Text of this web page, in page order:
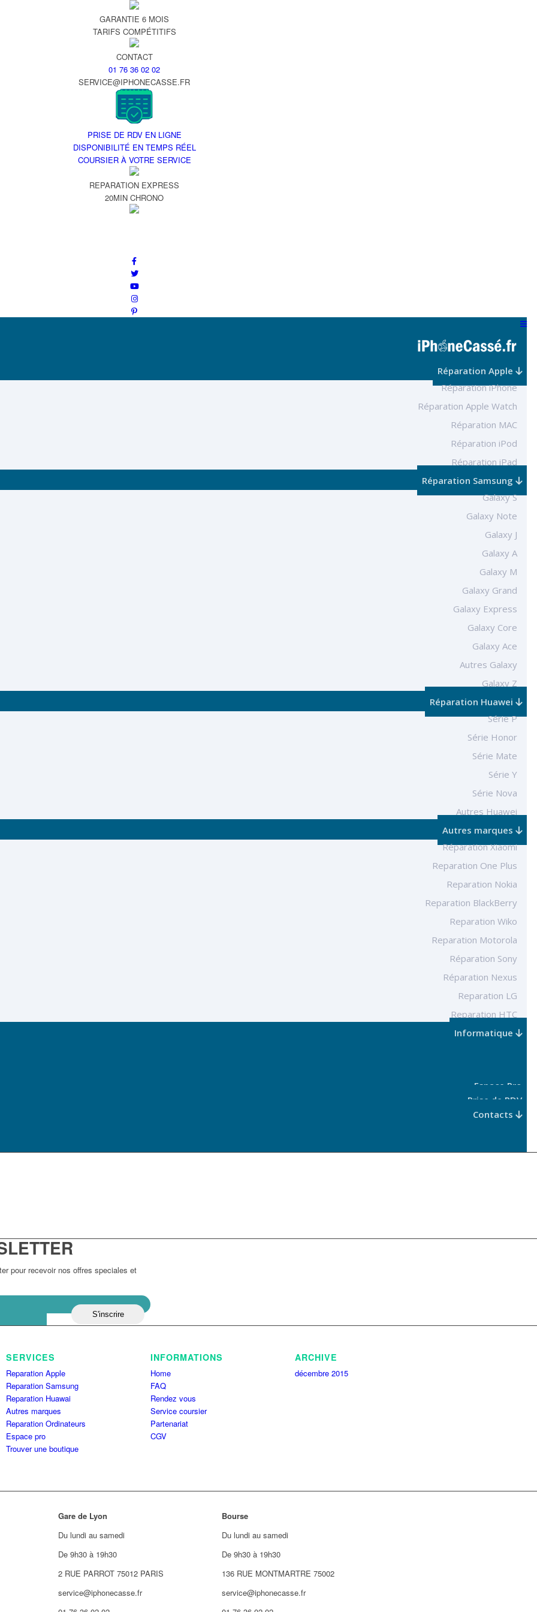
GARANTIE 6 MOIS
TARIFS COMPÉTITIFS
CONTACT
01 76 36 02 02
SERVICE@IPHONECASSE.FR
PRISE DE RDV EN LIGNE
DISPONIBILITÉ EN TEMPS RÉEL
COURSIER À VOTRE SERVICE
REPARATION EXPRESS
20MIN CHRONO
Réparation Apple
Réparation iPhone
Réparation Apple Watch
Réparation MAC
Réparation iPod
Réparation iPad
Réparation Samsung
Galaxy S
Galaxy Note
Galaxy J
Galaxy A
Galaxy M
Galaxy Grand
Galaxy Express
Galaxy Core
Galaxy Ace
Autres Galaxy
Galaxy Z
Réparation Huawei
Série P
Série Honor
Série Mate
Série Y
Série Nova
Autres Huawei
Autres marques
Réparation Xiaomi
Reparation One Plus
Reparation Nokia
Reparation BlackBerry
Reparation Wiko
Reparation Motorola
Réparation Sony
Réparation Nexus
Reparation LG
Reparation HTC
Informatique
Espace Pro
Prise de RDV
Contacts
pour recevoir nos offres speciales et
SERVICES
Reparation Apple
Reparation Samsung
Reparation Huawai
Autres marques
Reparation Ordinateurs
Espace pro
Trouver une boutique
INFORMATIONS
Home
FAQ
Rendez vous
Service coursier
Partenariat
CGV
ARCHIVE
décembre 2015
Gare de Lyon
Du lundi au samedi
De 9h30 à 19h30
2 RUE PARROT 75012 PARIS
service@iphonecasse.fr
Bourse
Du lundi au samedi
De 9h30 à 19h30
136 RUE MONTMARTRE 75002
service@iphonecasse.fr